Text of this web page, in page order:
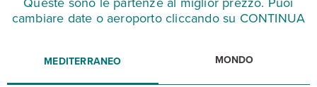
cambiare date o aeroporto cliccando su CONTINUA
MEDITERRANEO MONDO